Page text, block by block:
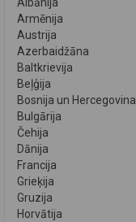
Albānija
Armēnija
Austrija
Azerbaidžāna
Baltkrievija
Beļģija
Bosnija un Hercegovina
Bulgārija
Čehija
Dānija
Francija
Grieķija
Gruzija
Horvātija